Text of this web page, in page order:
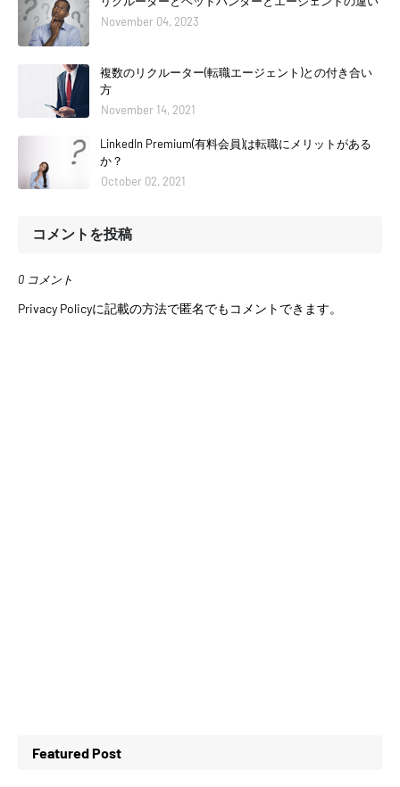
November 04, 2023
複数のリクルーター(転職エージェント)との付き合い
方
November 14, 2021
LinkedIn Premium(有料会員)は転職にメリットがある
か？
October 02, 2021
コメントを投稿
0 コメント
Privacy Policyに記載の方法で匿名でもコメントできます。
Featured Post